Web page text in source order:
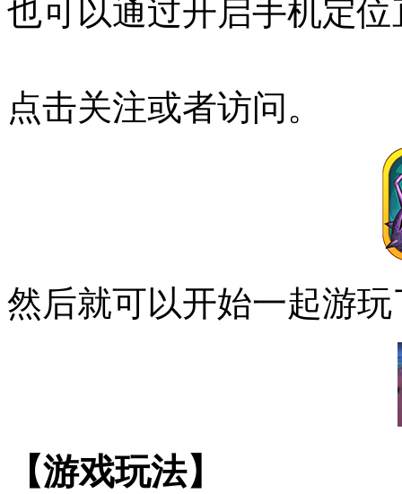
也可以通过开启手机定
点击关注或者访问。
然后就可以开始一起游玩
【游戏玩法】